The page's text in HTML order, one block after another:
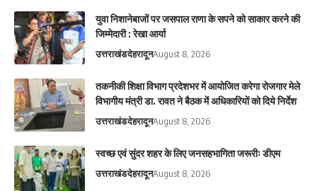
युवा निशानेबाजों पर जसपाल राणा के सपने को साकार करने की
जिम्मेदारी : रेखा आर्या
उत्तराखंडदेहरादूनAugust 8, 2026
तकनीकी शिक्षा विभाग प्रदेशभर में आयोजित करेगा रोजगार मेले
विभागीय मंत्री डा. रावत ने बैठक में अधिकारियों को दिये निर्देश
उत्तराखंडदेहरादूनAugust 8, 2026
स्वच्छ एवं सुंदर शहर के लिए जनसहभागिता जरूरीः डीएम
उत्तराखंडदेहरादूनAugust 8, 2026